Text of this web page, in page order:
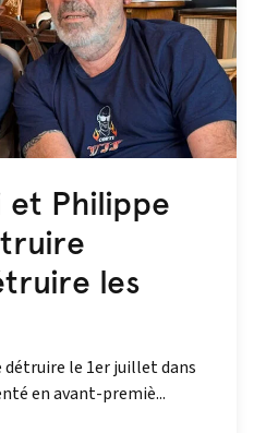
et Philippe
les
détruire le 1er juillet dans
en avant‑premiè...